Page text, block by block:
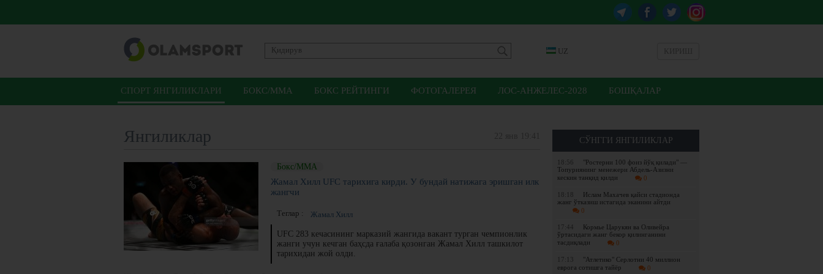
UZ
СПОРТ ЯНГИЛИКЛАРИ БОКС/ММА БОКС РЕЙТИНГИ ФОТОГАЛЕРЕЯ ЛОС-АНЖЕЛЕС-2028 БОШҚАЛАР
СЎНГГИ ЯНГИЛИКЛАР
18:56
"Ростерни 100 фоиз йўқ қилади" —
Топуриянинг менежери Абдель-Азизни
кескин танқид қилди
0
18:18
Ислам Махачев қайси стадионда
жанг ўтказиш истагида эканини айтди
0
17:44
Кормье Царукян ва Оливейра
ўртасидаги жанг бекор қилинганини
тасдиқлади
0
17:13
"Атлетико" Серлотни 40 миллион
еврога сотишга тайёр
0
Янгиликлар
Бокс/ММА
Жамал Хилл UFC тарихига кирди. У бундай натижага эришган илк
жангчи
Теглар : Жамал Хилл
UFC 283 кечасининг марказий жангида вакант турган чемпионлик
жанги учун кечган баҳсда ғалаба қозонган Жамал Хилл ташкилот
тарихидан жой олди.